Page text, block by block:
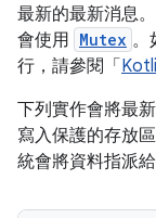
最新的最新消息
會使用 Mutex 。
行，請參閱「
下列實作會將最
寫入保護的存放
統會將資料指派給